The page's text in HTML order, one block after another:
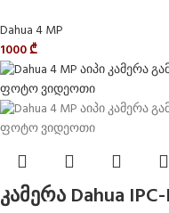
Dahua 4 MP
1000₾
კამერა Dahua